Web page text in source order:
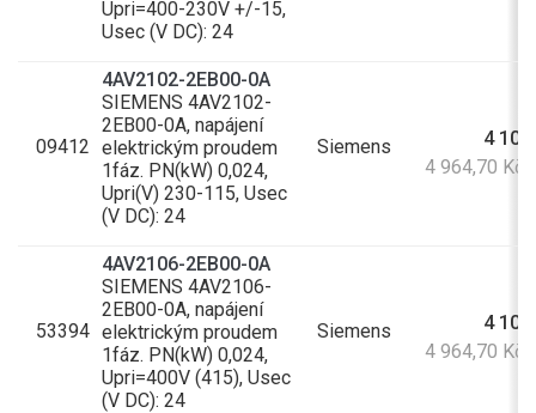
Upri=400-230V +/-15,
Usec (V DC): 24
09412
4AV2102-2EB00-0A
SIEMENS 4AV2102-
2EB00-0A, napájení
elektrickým proudem
1fáz. PN(kW) 0,024,
Upri(V) 230-115, Usec
(V DC): 24
Siemens
4
4 964,70 Kč
53394
4AV2106-2EB00-0A
SIEMENS 4AV2106-
2EB00-0A, napájení
elektrickým proudem
1fáz. PN(kW) 0,024,
Upri=400V (415), Usec
(V DC): 24
Siemens
4
4 964,70 Kč